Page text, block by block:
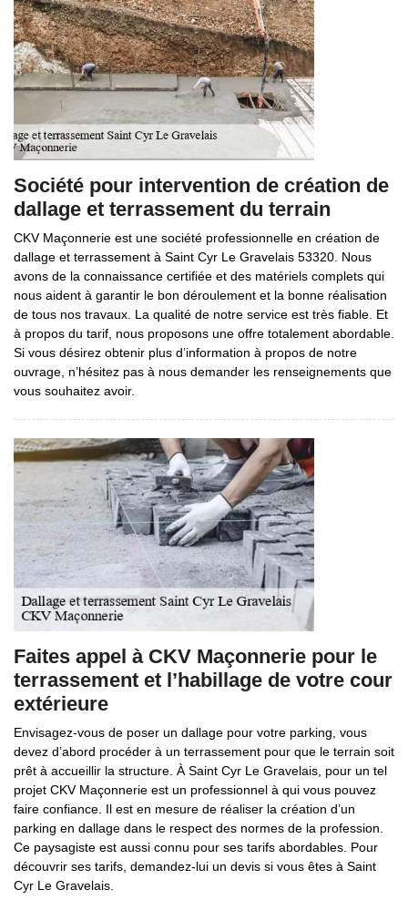
Société pour intervention de création de
dallage et terrassement du terrain
CKV Maçonnerie est une société professionnelle en création de
dallage et terrassement à Saint Cyr Le Gravelais 53320. Nous
avons de la connaissance certifiée et des matériels complets qui
nous aident à garantir le bon déroulement et la bonne réalisation
de tous nos travaux. La qualité de notre service est très fiable. Et
à propos du tarif, nous proposons une offre totalement abordable.
Si vous désirez obtenir plus d’information à propos de notre
ouvrage, n’hésitez pas à nous demander les renseignements que
vous souhaitez avoir.
Faites appel à CKV Maçonnerie pour le
terrassement et l’habillage de votre cour
extérieure
Envisagez-vous de poser un dallage pour votre parking, vous
devez d’abord procéder à un terrassement pour que le terrain soit
prêt à accueillir la structure. À Saint Cyr Le Gravelais, pour un tel
projet CKV Maçonnerie est un professionnel à qui vous pouvez
faire confiance. Il est en mesure de réaliser la création d’un
parking en dallage dans le respect des normes de la profession.
Ce paysagiste est aussi connu pour ses tarifs abordables. Pour
découvrir ses tarifs, demandez-lui un devis si vous êtes à Saint
Cyr Le Gravelais.